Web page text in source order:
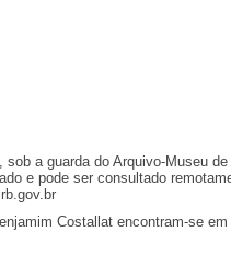
a guarda do Arquivo-Museu
e pode ser consultado
Costallat encontram-se